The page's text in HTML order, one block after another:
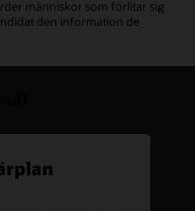
människor som förlitar sig
den information de